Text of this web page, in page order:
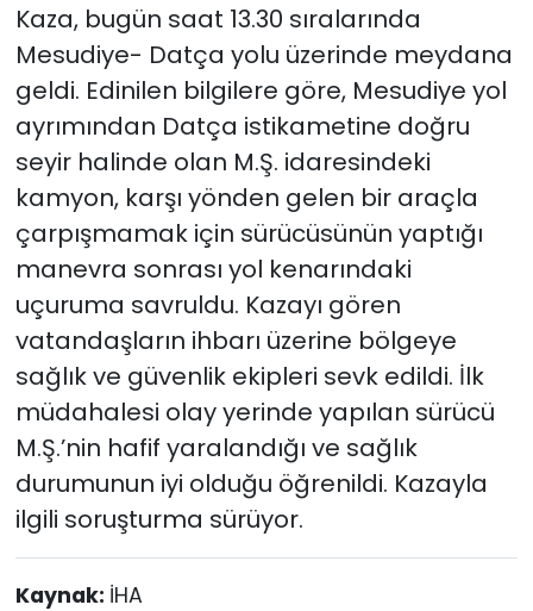
Kaza, bugün saat 13.30 sıralarında
Mesudiye- Datça yolu üzerinde meydana
geldi. Edinilen bilgilere göre, Mesudiye yol
ayrımından Datça istikametine doğru
seyir halinde olan M.Ş. idaresindeki
kamyon, karşı yönden gelen bir araçla
çarpışmamak için sürücüsünün yaptığı
manevra sonrası yol kenarındaki
uçuruma savruldu. Kazayı gören
vatandaşların ihbarı üzerine bölgeye
sağlık ve güvenlik ekipleri sevk edildi. İlk
müdahalesi olay yerinde yapılan sürücü
M.Ş.’nin hafif yaralandığı ve sağlık
durumunun iyi olduğu öğrenildi. Kazayla
ilgili soruşturma sürüyor.
Kaynak: İHA